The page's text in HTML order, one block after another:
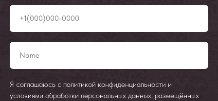
Я соглашаюсь с политикой конфиденциальности и
условиями обработки персональных данных, размещённых